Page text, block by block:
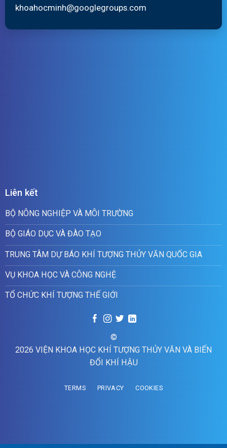
khoahocminh@googlegroups.com
Liên kết
BỘ NÔNG NGHIỆP VÀ MÔI TRƯỜNG
BỘ GIÁO DỤC VÀ ĐÀO TẠO
TRUNG TÂM DỰ BÁO KHÍ TƯỢNG THỦY VĂN QUỐC GIA
VỤ KHOA HỌC VÀ CÔNG NGHỆ
TỔ CHỨC KHÍ TƯỢNG THẾ GIỚI
©
2026 VIỆN KHOA HỌC KHÍ TƯỢNG THỦY VĂN VÀ BIẾN
ĐỔI KHÍ HẬU
TERMS PRIVACY COOKIES